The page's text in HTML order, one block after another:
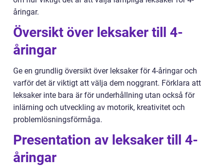
åringar.
Översikt över leksaker till 4-
åringar
Ge en grundlig översikt över leksaker för 4-åringar och
varför det är viktigt att välja dem noggrant. Förklara att
leksaker inte bara är för underhållning utan också för
inlärning och utveckling av motorik, kreativitet och
problemlösningsförmåga.
Presentation av leksaker till 4-
åringar